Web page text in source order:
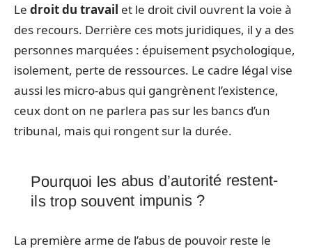
Le droit du travail et le droit civil ouvrent la voie à
des recours. Derrière ces mots juridiques, il y a des
personnes marquées : épuisement psychologique,
isolement, perte de ressources. Le cadre légal vise
aussi les micro-abus qui gangrènent l’existence,
ceux dont on ne parlera pas sur les bancs d’un
tribunal, mais qui rongent sur la durée.
Pourquoi les abus d’autorité restent-
ils trop souvent impunis ?
La première arme de l’abus de pouvoir reste le